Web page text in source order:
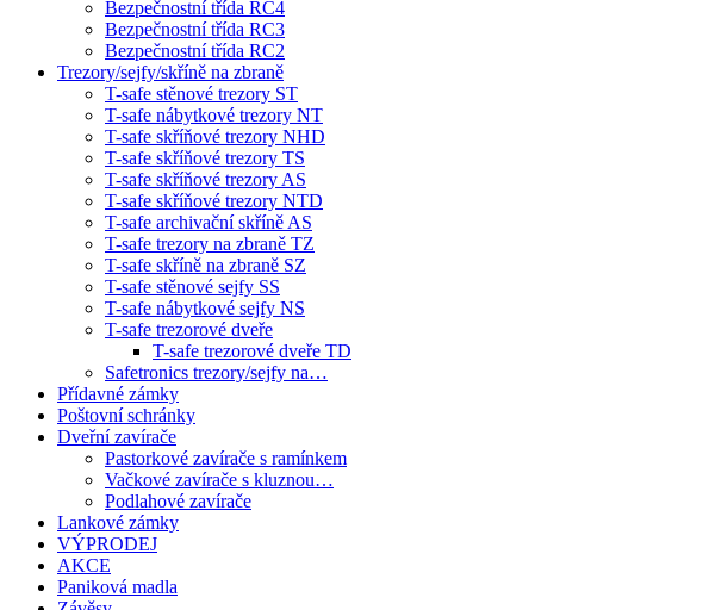
Bezpečnostní třída RC4
Bezpečnostní třída RC3
Bezpečnostní třída RC2
Trezory/sejfy/skříně na zbraně
T-safe stěnové trezory ST
T-safe nábytkové trezory NT
T-safe skříňové trezory NHD
T-safe skříňové trezory TS
T-safe skříňové trezory AS
T-safe skříňové trezory NTD
T-safe archivační skříně AS
T-safe trezory na zbraně TZ
T-safe skříně na zbraně SZ
T-safe stěnové sejfy SS
T-safe nábytkové sejfy NS
T-safe trezorové dveře
T-safe trezorové dveře TD
Safetronics trezory/sejfy na…
Přídavné zámky
Poštovní schránky
Dveřní zavírače
Pastorkové zavírače s ramínkem
Vačkové zavírače s kluznou…
Podlahové zavírače
Lankové zámky
VÝPRODEJ
AKCE
Paniková madla